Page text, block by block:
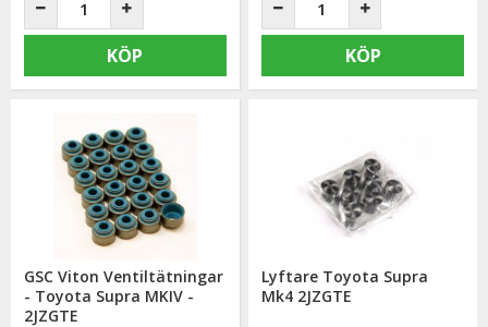
KÖP KÖP
GSC Viton Ventiltätningar
- Toyota Supra MKIV -
2JZGTE
Lyftare Toyota Supra
Mk4 2JZGTE